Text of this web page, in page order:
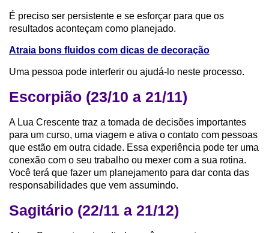
É preciso ser persistente e se esforçar para que os
resultados aconteçam como planejado.
Atraia bons fluidos com dicas de decoração
Uma pessoa pode interferir ou ajudá-lo neste processo.
Escorpião (23/10 a 21/11)
A Lua Crescente traz a tomada de decisões importantes
para um curso, uma viagem e ativa o contato com pessoas
que estão em outra cidade. Essa experiência pode ter uma
conexão com o seu trabalho ou mexer com a sua rotina.
Você terá que fazer um planejamento para dar conta das
responsabilidades que vem assumindo.
Sagitário (22/11 a 21/12)